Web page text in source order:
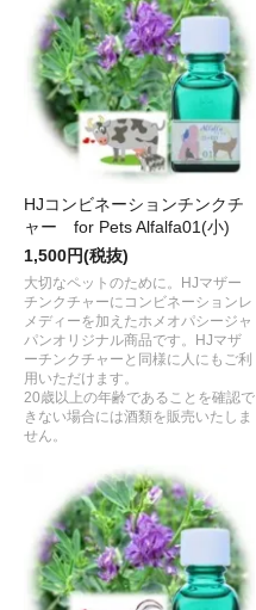
HJコンビネーションチンクチ
ャー for Pets Alfalfa01(小)
1,500円(税抜)
大切なペットのために。HJマザー
チンクチャーにコンビネーションレ
メディーを加えたホメオパシージャ
パンオリジナル商品です。HJマザ
ーチンクチャーと同様に人にもご利
用いただけます。
20歳以上の年齢であることを確認で
きない場合には酒類を販売いたしま
せん。